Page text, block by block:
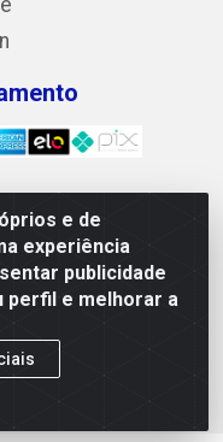
e de
experiência
publicidade
perfil e melhorar a
(412 Norte), Alameda
- CEP 77.006-540 -
02